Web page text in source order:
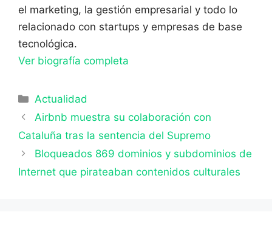
el marketing, la gestión empresarial y todo lo
relacionado con startups y empresas de base
tecnológica.
Ver biografía completa
Categorías
Actualidad
Airbnb muestra su colaboración con
Cataluña tras la sentencia del Supremo
Bloqueados 869 dominios y subdominios de
Internet que pirateaban contenidos culturales